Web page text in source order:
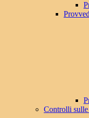
Controlli sulle